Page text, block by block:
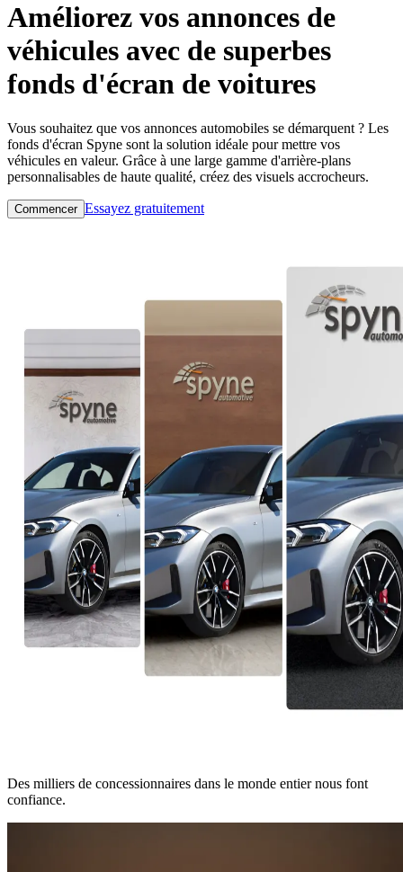
Améliorez vos annonces de
véhicules avec de superbes
fonds d'écran de voitures
Vous souhaitez que vos annonces automobiles se démarquent ? Les
fonds d'écran Spyne sont la solution idéale pour mettre vos
véhicules en valeur. Grâce à une large gamme d'arrière-plans
personnalisables de haute qualité, créez des visuels accrocheurs.
Commencer Essayez gratuitement
Des milliers de concessionnaires dans le monde entier nous font
confiance.